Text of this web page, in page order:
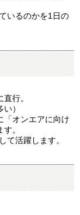
いるのかを1日の
行。
）
「オンエアに向け
。
て活躍します。